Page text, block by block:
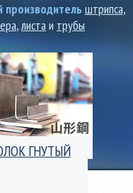
производительштрипса,
,листаи трубы
ГНУТЫЙ